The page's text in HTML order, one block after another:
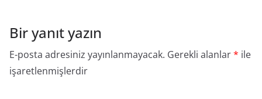
Bir yanıt yazın
E-posta adresiniz yayınlanmayacak. Gerekli alanlar* ile
işaretlenmişlerdir